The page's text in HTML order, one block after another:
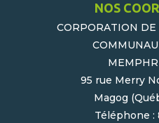
NOS
CORPORATION
95 rue Merry
Magog
Téléphone :